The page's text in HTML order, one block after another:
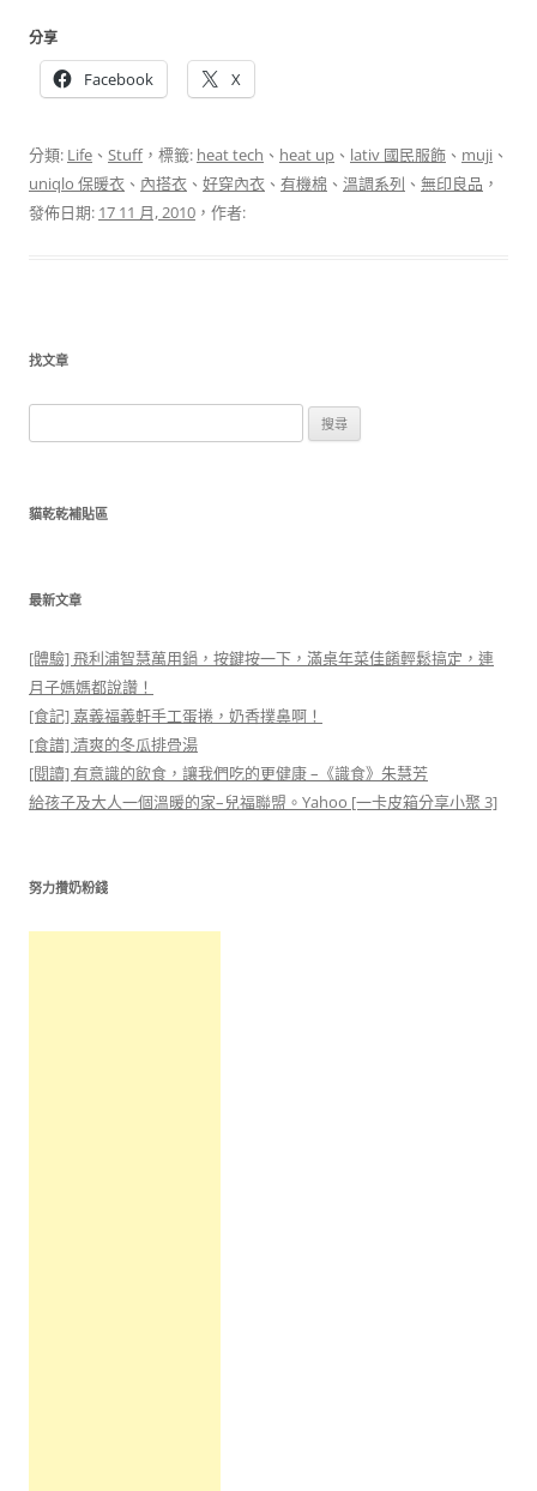
分享
Facebook X
分類: Life 、 Stuff，標籤: heat tech 、 heat up 、 lativ 國民服飾 、 muji 、
uniqlo 保暖衣 、 內搭衣 、 好穿內衣 、 有機棉 、 溫調系列 、 無印良品 ，
發佈日期: 17 11 月, 2010 ，作者:
找文章
尋
鍵
貓乾乾補貼區
最新文章
[體驗] 飛利浦智慧萬用鍋，按鍵按一下，滿桌年菜佳餚輕鬆搞定，連
月子媽媽都說讚！
[食記] 嘉義福義軒手工蛋捲，奶香撲鼻啊！
[食譜] 清爽的冬瓜排骨湯
[閱讀] 有意識的飲食，讓我們吃的更健康 –《識食》朱慧芳
給孩子及大人一個溫暖的家–兒福聯盟。Yahoo [一卡皮箱分享小聚 3]
努力攢奶粉錢